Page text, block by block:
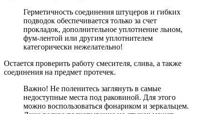
Герметичность соединения штуцеров и гибких
подводок обеспечивается только за счет
прокладок, дополнительное уплотнение льном,
фум-лентой или другим уплотнителем
категорически нежелательно!
Остается проверить работу смесителя, слива, а также
соединения на предмет протечек.
Важно! Не поленитесь заглянуть в самые
недоступные места под раковиной. Для этого
можно воспользоваться фонариком и зеркальцем.